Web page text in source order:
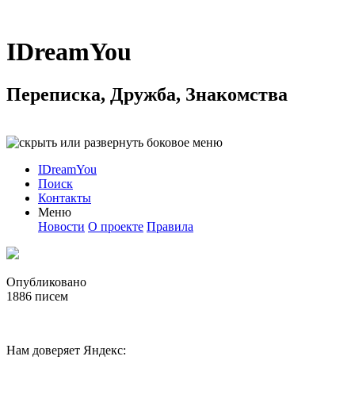
IDreamYou
Переписка, Дружба, Знакомства
IDreamYou
Поиск
Контакты
Меню
Новости О проекте Правила
Опубликовано
1886 писем
Нам доверяет Яндекс: